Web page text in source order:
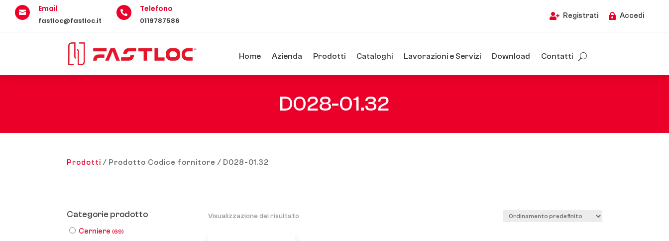
 Email
fastloc@fastloc.it
 Telefono
0119787586  Registrati  Accedi
Home Azienda Prodotti Cataloghi Lavorazioni e Servizi Download Contatti
D028-01.32
Prodotti / Prodotto Codice fornitore / D028-01.32
Categorie prodotto
Cerniere(69)
Visualizzazione del risultato